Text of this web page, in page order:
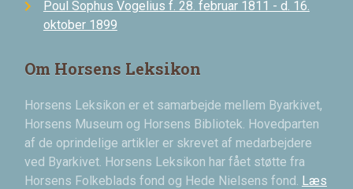
Poul Sophus Vogelius f. 28. februar 1811 - d. 16.
oktober 1899
Om Horsens Leksikon
Horsens Leksikon er et samarbejde mellem Byarkivet,
Horsens Museum og Horsens Bibliotek. Hovedparten
af de oprindelige artikler er skrevet af medarbejdere
ved Byarkivet. Horsens Leksikon har fået støtte fra
Horsens Folkeblads fond og Hede Nielsens fond. Læs